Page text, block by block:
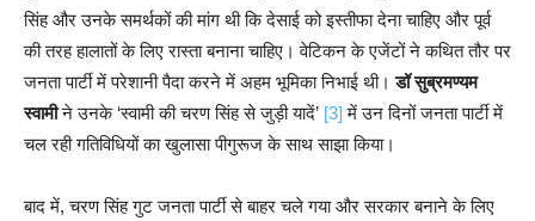
सिंह और उनके समर्थकों की मांग थी कि देसाई को इस्तीफा देना चाहिए और पूर्व
की तरह हालातों के लिए रास्ता बनाना चाहिए। वेटिकन के एजेंटों ने कथित तौर पर
जनता पार्टी में परेशानी पैदा करने में अहम भूमिका निभाई थी।डॉ सुब्रमण्यम
स्वामीने उनके ‘स्वामी की चरण सिंह से जुड़ी यादें’ [3] में उन दिनों जनता पार्टी में
चल रही गतिविधियों का खुलासा पीगुरूज के साथ साझा किया।
बाद में, चरण सिंह गुट जनता पार्टी से बाहर चले गया और सरकार बनाने के लिए